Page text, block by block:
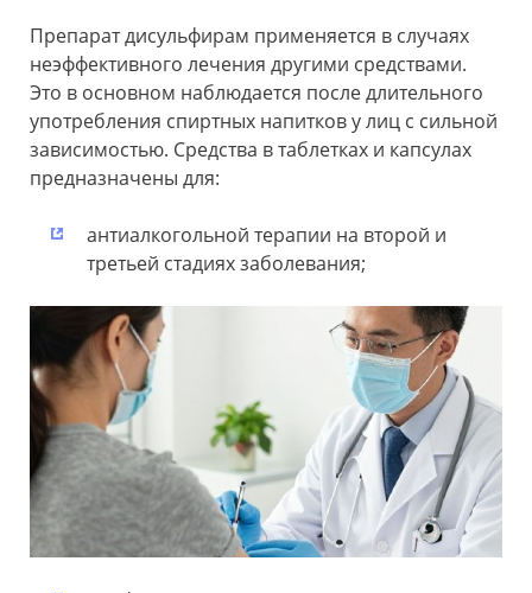
Препарат дисульфирам применяется в случаях
неэффективного лечения другими средствами.
Это в основном наблюдается после длительного
употребления спиртных напитков у лиц с сильной
зависимостью. Средства в таблетках и капсулах
предназначены для:
антиалкогольной терапии на второй и
третьей стадиях заболевания;